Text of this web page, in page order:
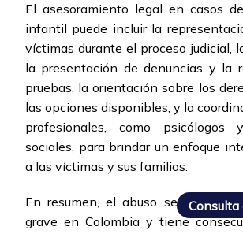
El asesoramiento legal en casos
infantil puede incluir la
víctimas durante el proceso judicial,
la presentación de denuncias y la
pruebas, la orientación sobre los
las opciones disponibles, y la
profesionales, como psicólogos
sociales, para brindar un enfoque
a las víctimas y sus familias.
En resumen, el abuso sexual
grave en Colombia y tiene